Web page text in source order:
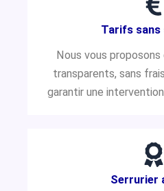
Tarifs sans
Nous vous
transparents, sans
garantir une
Serrurier